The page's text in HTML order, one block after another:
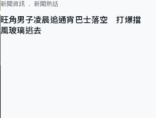
新聞資訊 新聞熱話
旺角男子凌晨追通宵巴士落空 打爆擋
風玻璃逃去